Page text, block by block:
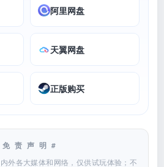
阿里网盘
天翼网盘
正版购买
责声明#
外各大媒体和网络，仅供试玩体验；不